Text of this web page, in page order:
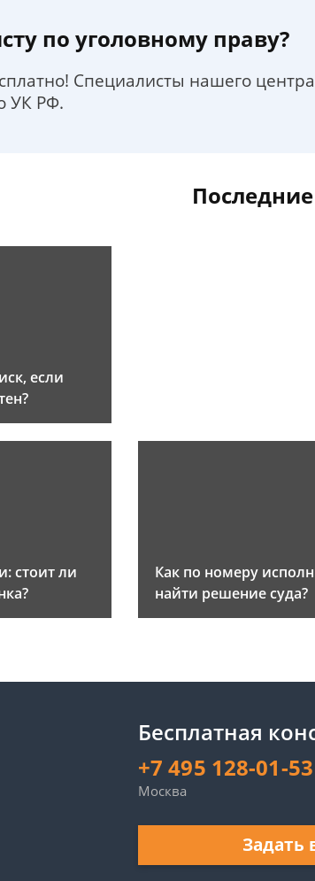
по уголовному праву?
Специалисты нашего
УК РФ.
если
стоит ли
Как по номеру
найти решение суда?
Бесплатная
+7 495 128-01-53
Москва
Задать